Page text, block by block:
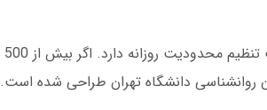
دانشگاه تهران طراحی شده است.